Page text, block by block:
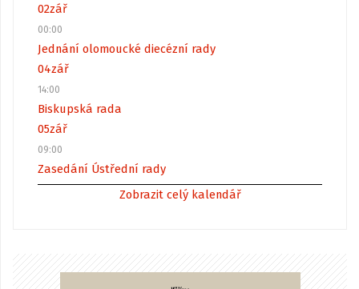
02zář
00:00
Jednání olomoucké diecézní rady
04zář
14:00
Biskupská rada
05zář
09:00
Zasedání Ústřední rady
Zobrazit celý kalendář